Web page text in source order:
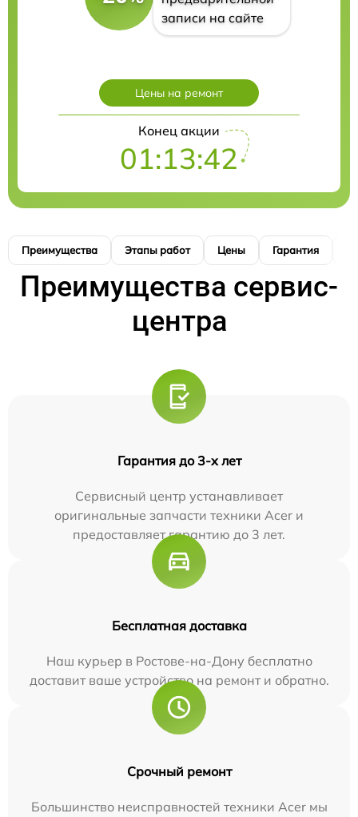
записи на сайте
Цены на ремонт
Конец акции
01:13:41
Преимущества Этапы работ Цены Гарантия
Преимущества сервис-
центра
Гарантия до 3-х лет
Сервисный центр устанавливает
оригинальные запчасти техники Acer и
предоставляет гарантию до 3 лет.
Бесплатная доставка
Наш курьер в Ростове-на-Дону бесплатно
доставит ваше устройство на ремонт и обратно.
Срочный ремонт
Большинство неисправностей техники Acer мы